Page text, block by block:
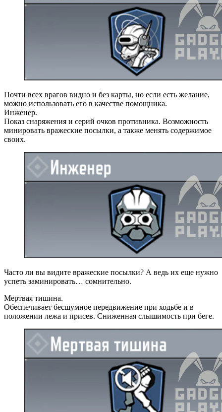
Почти всех врагов видно и без карты, но если есть желание,
можно использовать его в качестве помощника.
Инженер.
Показ снаряжения и серий очков противника. Возможность
минировать вражеские посылки, а также менять содержимое
своих.
Часто ли вы видите вражеские посылки? А ведь их еще нужно
успеть заминировать… сомнительно.
Мертвая тишина.
Обеспечивает бесшумное передвижение при ходьбе и в
положении лежа и присев. Сниженная слышимость при беге.